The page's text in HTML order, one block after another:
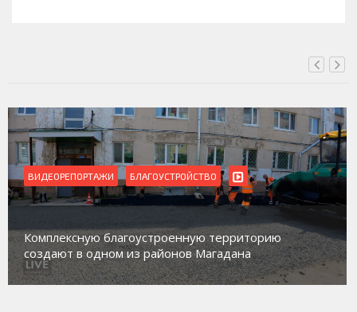
ВИДЕОРЕПОРТАЖИ БЛАГОУСТРОЙСТВО
Комплексную благоустроенную территорию
создают в одном из районов Магадана